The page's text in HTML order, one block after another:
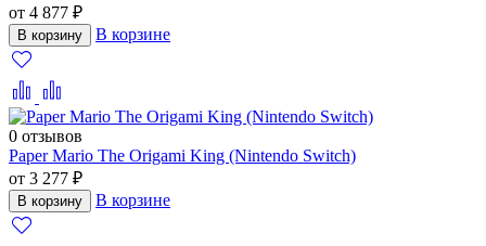
от 4 877 ₽
В корзину В корзине
0 отзывов
Paper Mario The Origami King (Nintendo Switch)
от 3 277 ₽
В корзину В корзине